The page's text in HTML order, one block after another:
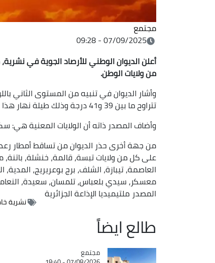
مجتمع
07/09/2025 - 09:28
أعلن الديوان الوطني للأرصاد الجوية في
من ولايات الوطن.
وأشار الديوان في تنبيه من المستوى الثاني
تتراوح ما بين 39 و41 درجة وذلك طيلة نهار هذا الأحد.
وأضاف المصدر ذاته أن الولايات المعنية هي:
من جهة أخرى حذر الديوان من تساقط أمطار
على كل من ولايات تبسة، قالمة، خنشلة، باتنة،
العاصمة، تيبازة، الشلف، برج بوعريريج، المدية،
معسكر، سيدي بلعباس، تلمسان، سعيدة،
المصدر ملتيميديا الإذاعة الجزائرية
نشرية
طالع ايضاً
Catégorie
مجتمع